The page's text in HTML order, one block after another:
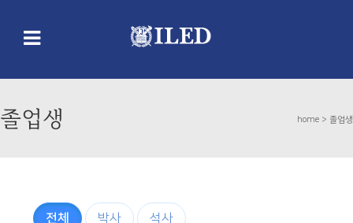
졸업생 home > 졸업생
전체 박사 석사